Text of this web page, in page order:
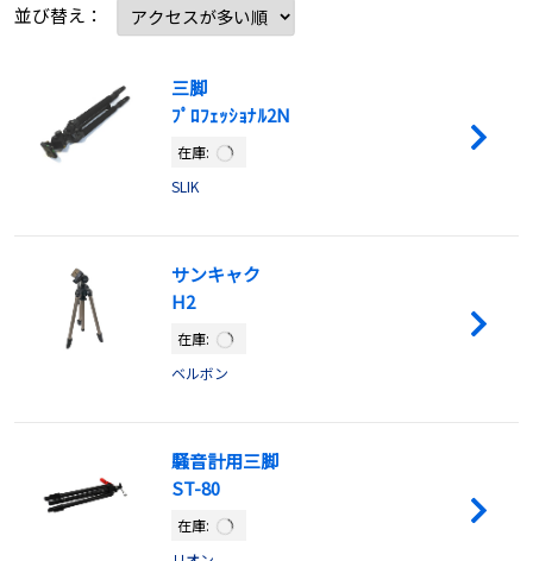
並び替え：
三脚
ﾌﾟﾛﾌｪｯｼｮﾅﾙ2N
在庫:
SLIK
サンキャク
H2
在庫:
ベルボン
騒音計用三脚
ST-80
在庫: